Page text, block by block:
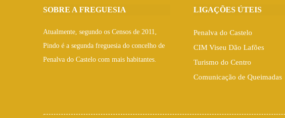
SOBRE A FREGUESIA
Atualmente, segundo os Censos de 2011,
Pindo é a segunda freguesia do concelho de
Penalva do Castelo com mais habitantes.
LIGAÇÕES ÚTEIS
Penalva do Castelo
CIM Viseu Dão Lafões
Turismo do Centro
Comunicação de Queimadas